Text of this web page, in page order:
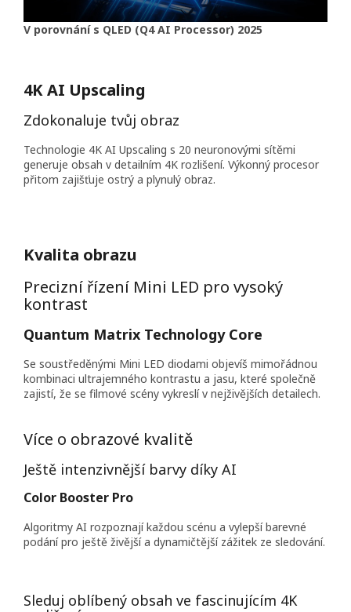
V porovnání s QLED (Q4 AI Processor) 2025
4K AI Upscaling
Zdokonaluje tvůj obraz
Technologie 4K AI Upscaling s 20 neuronovými sítěmi
generuje obsah v detailním 4K rozlišení. Výkonný procesor
přitom zajišťuje ostrý a plynulý obraz.
Kvalita obrazu
Precizní řízení Mini LED pro vysoký
kontrast
Quantum Matrix Technology Core
Se soustředěnými Mini LED diodami objevíš mimořádnou
kombinaci ultrajemného kontrastu a jasu, které společně
zajistí, že se filmové scény vykreslí v nejživějších detailech.
Více o obrazové kvalitě
Ještě intenzivnější barvy díky AI
Color Booster Pro
Algoritmy AI rozpoznají každou scénu a vylepší barevné
podání pro ještě živější a dynamičtější zážitek ze sledování.
Sleduj oblíbený obsah ve fascinujícím 4K